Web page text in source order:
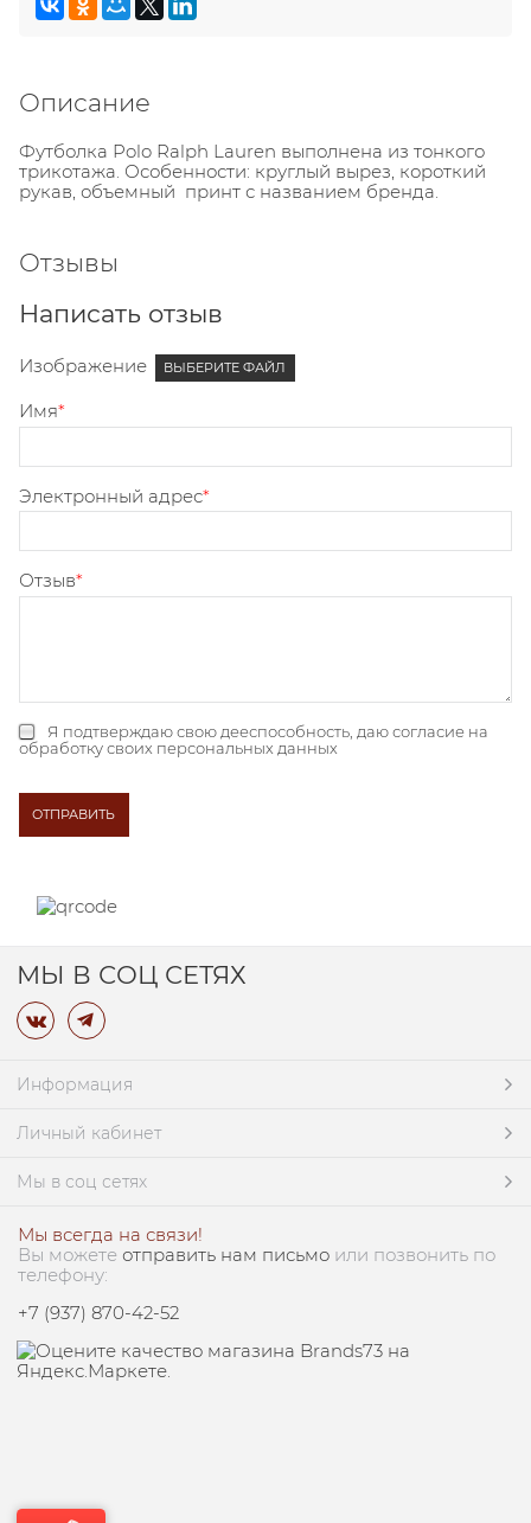
Описание
Футболка Polo Ralph Lauren выполнена из тонкого
трикотажа. Особенности: круглый вырез, короткий
рукав, объемный принт с названием бренда.
Отзывы
Написать отзыв
Изображение ВЫБЕРИТЕ ФАЙЛ
Имя
Электронный адрес
Отзыв
Я подтверждаю свою дееспособность, даюсогласие на
обработку своих персональных данных
МЫ В СОЦ СЕТЯХ
Информация
Личный кабинет
Мы в соц сетях
Мы всегда на связи!
Вы можете отправить нам письмо или позвонить по
телефону:
+7 (937) 870-42-52